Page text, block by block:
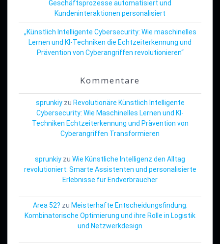
Geschäftsprozesse automatisiert und
Kundeninteraktionen personalisiert
„Künstlich Intelligente Cybersecurity: Wie maschinelles
Lernen und KI-Techniken die Echtzeiterkennung und
Prävention von Cyberangriffen revolutionieren“
Kommentare
sprunkiyzu Revolutionäre Künstlich Intelligente
Cybersecurity: Wie Maschinelles Lernen und KI-
Techniken Echtzeiterkennung und Prävention von
Cyberangriffen Transformieren
sprunkiy zu Wie Künstliche Intelligenz den Alltag
revolutioniert: Smarte Assistenten und personalisierte
Erlebnisse für Endverbraucher
Area 52? zu Meisterhafte Entscheidungsfindung:
Kombinatorische Optimierung und ihre Rolle in Logistik
und Netzwerkdesign